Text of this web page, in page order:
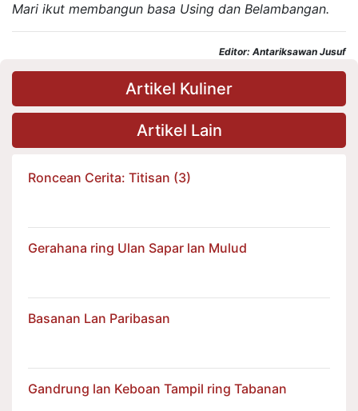
Mari ikut membangun basa Using dan Belambangan.
Editor: Antariksawan Jusuf
Artikel Kuliner
Artikel Lain
Roncean Cerita: Titisan (3)
Gerahana ring Ulan Sapar lan Mulud
Basanan Lan Paribasan
Gandrung lan Keboan Tampil ring Tabanan